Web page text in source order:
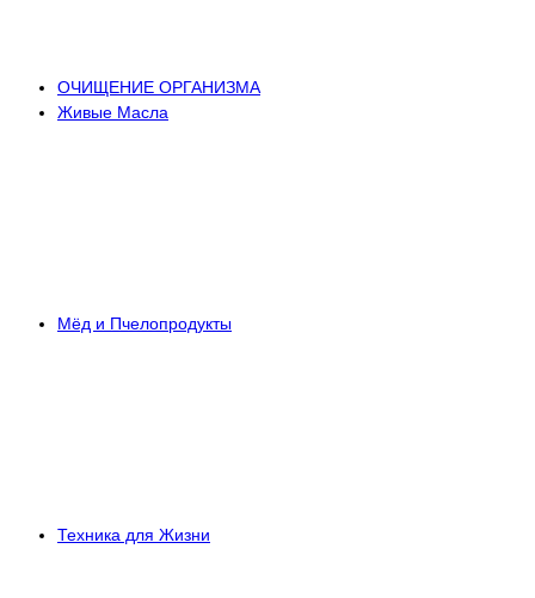
ОЧИЩЕНИЕ ОРГАНИЗМА
Живые Масла
Мёд и Пчелопродукты
Техника для Жизни